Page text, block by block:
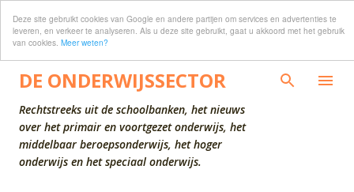
Deze site gebruikt cookies van Google en andere partijen om services en advertenties te
leveren, en verkeer te analyseren. Als u deze site gebruikt, gaat u akkoord met het gebruik
van cookies. Meer weten?
Doorgaan naar hoofdcontent
DE ONDERWIJSSECTOR
Rechtstreeks uit de schoolbanken, het nieuws
over het primair en voortgezet onderwijs, het
middelbaar beroepsonderwijs, het hoger
onderwijs en het speciaal onderwijs.